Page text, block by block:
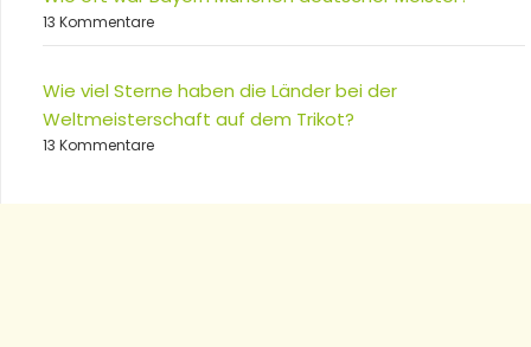
13 Kommentare
Wie viel Sterne haben die Länder bei der
Weltmeisterschaft auf dem Trikot?
13 Kommentare